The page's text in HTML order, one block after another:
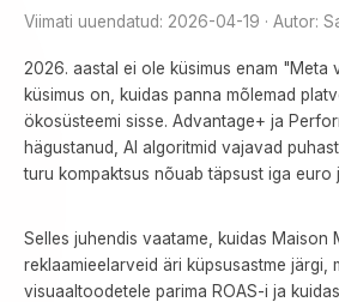
Viimati uuendatud: 2026-04-19 · Autor:
2026. aastal ei ole küsimus enam
küsimus on, kuidas panna mõlemad
ökosüsteemi sisse. Advantage+ ja
hägustanud, AI algoritmid vajavad
turu kompaktsus nõuab täpsust iga euro
Selles juhendis vaatame, kuidas Maison
reklaamieelarveid äri küpsusastme järgi,
visuaaltoodetele parima ROAS-i ja